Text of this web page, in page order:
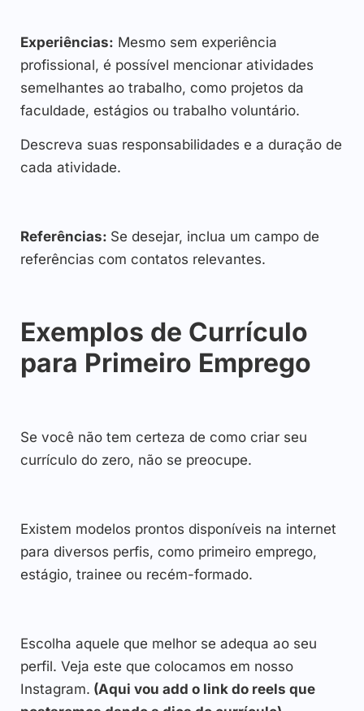
Experiências: Mesmo sem experiência
profissional, é possível mencionar atividades
semelhantes ao trabalho, como projetos da
faculdade, estágios ou trabalho voluntário.
Descreva suas responsabilidades e a duração de
cada atividade.
Referências: Se desejar, inclua um campo de
referências com contatos relevantes.
Exemplos de Currículo
para Primeiro Emprego
Se você não tem certeza de como criar seu
currículo do zero, não se preocupe.
Existem modelos prontos disponíveis na internet
para diversos perfis, como primeiro emprego,
estágio, trainee ou recém-formado.
Escolha aquele que melhor se adequa ao seu
perfil. Veja este que colocamos em nosso
Instagram. (Aqui vou add o link do reels que